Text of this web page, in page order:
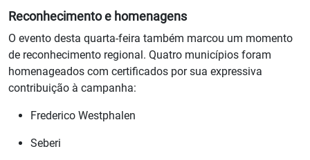
Reconhecimento e homenagens
O evento desta quarta-feira também marcou um momento
de reconhecimento regional. Quatro municípios foram
homenageados com certificados por sua expressiva
contribuição à campanha:
Frederico Westphalen
Seberi